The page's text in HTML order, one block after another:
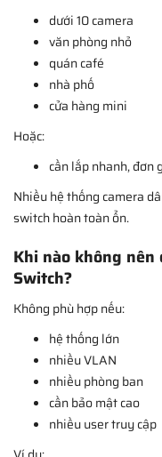
dưới 10 camera
văn phòng nhỏ
quán café
nhà phố
cửa hàng mini
Hoặc:
cần lắp nhanh, đơn
Nhiều hệ thống camera
switch hoàn toàn ổn.
Khi nào không nên
Switch?
Không phù hợp nếu:
hệ thống lớn
nhiều VLAN
nhiều phòng ban
cần bảo mật cao
nhiều user truy cập